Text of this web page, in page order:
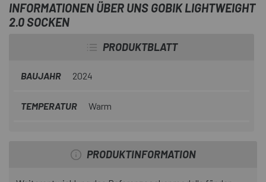
INFORMATIONEN ÜBER UNS GOBIK LIGHTWEIGHT
2.0 SOCKEN
PRODUKTBLATT
BAUJAHR 2024
TEMPERATUR Warm
PRODUKTINFORMATION